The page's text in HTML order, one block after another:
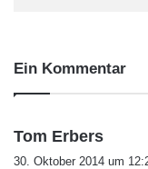
Ein Kommentar
Tom Erbers
30. Oktober 2014 um